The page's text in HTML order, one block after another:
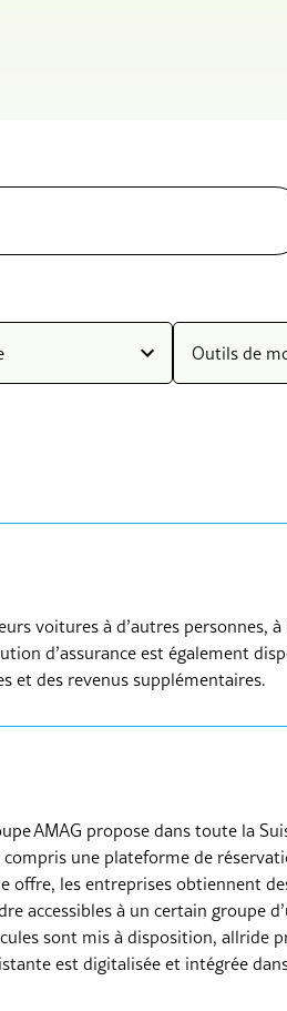
Outils de
voitures à d’autres personnes, à
d’assurance est également
et des revenus supplémentaires.
AMAG propose dans toute la
compris une plateforme de
offre, les entreprises obtiennent
accessibles à un certain groupe
sont mis à disposition, allride
est digitalisée et intégrée